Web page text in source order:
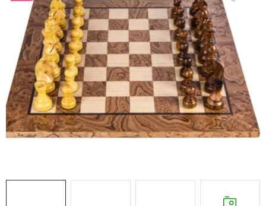
CĂRȚI DE ȘAH
ANTICARIAT
ȘAH ONLINE
MERCH ȘAH
CADOURI